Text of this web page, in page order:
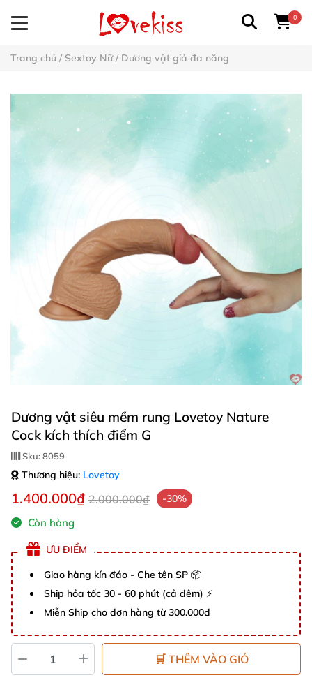
0
Trang chủ / Sextoy Nữ/ Dương vật giả đa năng
Dương vật siêu mềm rung Lovetoy Nature
Cock kích thích điểm G
Sku:8059
Thương hiệu: Lovetoy
1.400.000₫ 2.000.000₫ -30%
Còn hàng
ƯU ĐIỂM
Giao hàng kín đáo - Che tên SP 📦
Ship hỏa tốc 30 - 60 phút (cả đêm) ⚡
Miễn Ship cho đơn hàng từ 300.000đ
🛒 THÊM VÀO GIỎ